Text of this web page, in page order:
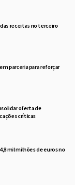
receitas no terceiro
parceria para reforçar
oferta de
críticas
mil milhões de euros no